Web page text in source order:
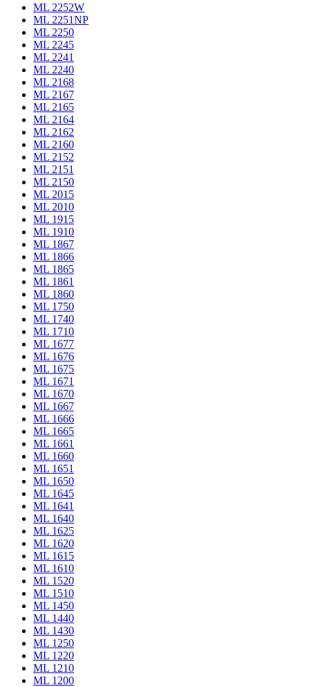
ML 2252W
ML 2251NP
ML 2250
ML 2245
ML 2241
ML 2240
ML 2168
ML 2167
ML 2165
ML 2164
ML 2162
ML 2160
ML 2152
ML 2151
ML 2150
ML 2015
ML 2010
ML 1915
ML 1910
ML 1867
ML 1866
ML 1865
ML 1861
ML 1860
ML 1750
ML 1740
ML 1710
ML 1677
ML 1676
ML 1675
ML 1671
ML 1670
ML 1667
ML 1666
ML 1665
ML 1661
ML 1660
ML 1651
ML 1650
ML 1645
ML 1641
ML 1640
ML 1625
ML 1620
ML 1615
ML 1610
ML 1520
ML 1510
ML 1450
ML 1440
ML 1430
ML 1250
ML 1220
ML 1210
ML 1200